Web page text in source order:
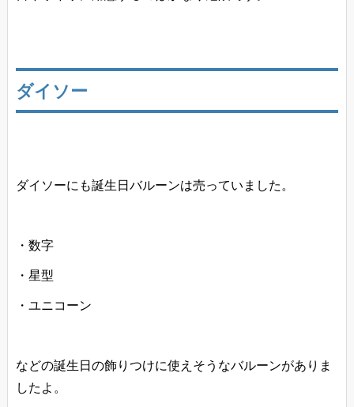
ダイソー
ダイソーにも誕生日バルーンは売っていました。
・数字
・星型
・ユニコーン
などの誕生日の飾りつけに使えそうなバルーンがありま
したよ。